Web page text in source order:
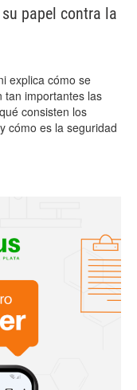
papel contra la
explica cómo se
tan importantes las
consisten los
cómo es la seguridad